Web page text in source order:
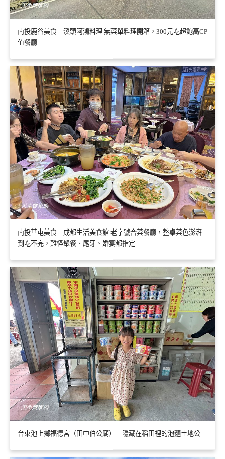
南投鹿谷美食｜溪頭阿鴻料理 無菜單料理開箱，300元吃超飽高CP
值餐廳
南投草屯美食｜成都生活美食館 老字號合菜餐廳，整桌菜色澎湃
到吃不完，難怪聚餐、尾牙、婚宴都指定
台東池上鄉福德宮（田中伯公廟）｜隱藏在稻田裡的泡麵土地公